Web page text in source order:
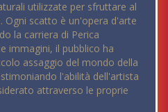
utilizzate per sfruttare al
scatto è un'opera d'arte
la carriera di Perica
immagini, il pubblico ha
assaggio del mondo della
l'abilità dell'artista
attraverso le proprie